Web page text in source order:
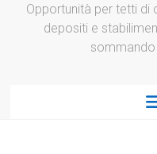
Opportunità per tetti di
depositi e
sommando